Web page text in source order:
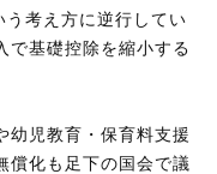
う考え方に逆行してい
で基礎控除を縮小する
幼児教育・保育料支援
償化も足下の国会で議